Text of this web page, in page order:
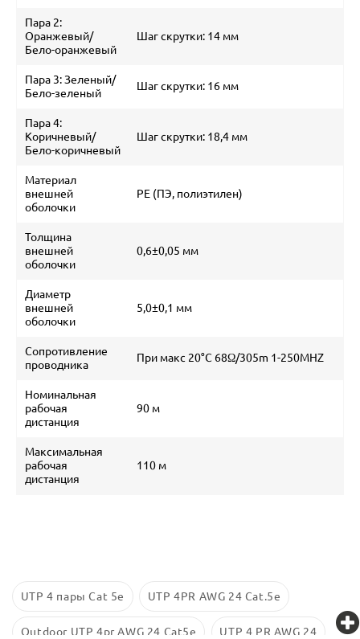
Пара 2:
Оранжевый/
Бело-оранжевый
Шаг скрутки: 14 мм
Пара 3: Зеленый/
Бело-зеленый
Шаг скрутки: 16 мм
Пара 4:
Коричневый/
Бело-коричневый
Шаг скрутки: 18,4 мм
Материал
внешней
оболочки
PE (ПЭ, полиэтилен)
Толщина
внешней
оболочки
0,6±0,05 мм
Диаметр
внешней
оболочки
5,0±0,1 мм
Сопротивление
проводника
При макс 20°C 68Ω/305m 1-250MHZ
Номинальная
рабочая
дистанция
90 м
Максимальная
рабочая
дистанция
110 м
UTP 4 пары Cat 5е UTP 4PR AWG 24 Cat.5e
Outdoor UTP 4pr AWG 24 Cat5e UTP 4 PR AWG 24